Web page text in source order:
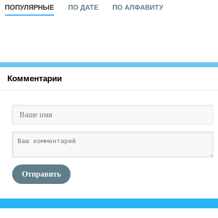
ПОПУЛЯРНЫЕ ПО ДАТЕ ПО АЛФАВИТУ
Комментарии
Отправить